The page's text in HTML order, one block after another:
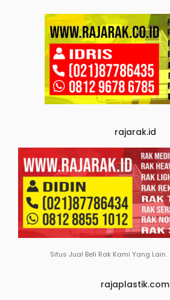
rajarak.id
Situs Jual Beli Rak Kami Yang Lain.
rajaplastik.com